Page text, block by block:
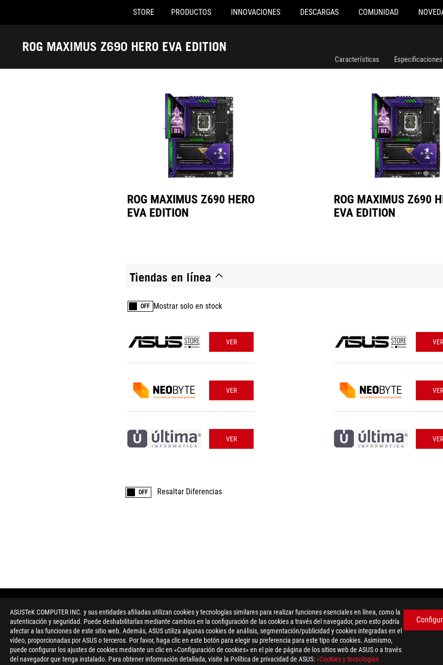
ASUSTeK COMPUTER INC. y sus entidades afiliadas utilizan cookies y tecnologías similares para realizar funciones esenciales en línea, como la
autenticación y seguridad. Puede deshabilitarlas mediante cambios en la configuración de las cookies a través del navegador, pero esto podría
afectar a las funciones de este sitio web. Además, ASUS utiliza algunas cookies de análisis, segmentación/publicidad y cookies integradas en el
vídeo, proporcionadas por ASUS o terceros. Por favor, haga clic en este botón para elegir su preferencia para este tipo de cookies. Asimismo,
puede configurar los ajustes de cookies mediante un clic en «Configuración de cookies» en el pie de página de los sitios web de ASUS o a través
del navegador que tenga instalado. Para obtener información detallada, visite la Política de privacidad de ASUS:«Cookies y tecnologías
Accessibility links
STORE PRODUCTOS INNOVACIONES DESCARGAS COMUNIDAD
ROG MAXIMUS Z690 HERO EVA EDITION
Características
ROG MAXIMUS Z690 HERO
EVA EDITION
ROG MAXIMUS Z690
EVA EDITION
Tiendas en línea
OFF Mostrar solo en stock
VER
VER
VER
VER
VER
VER
OFF Resaltar Diferencias
ROG MAXIMUS Z690 HERO EVA EDITION ROG MAXIMUS Z690 HERO EVA EDITION
> GAMING PLACAS BASE > PLACAS BASE FILTER > ROG MAXIMUS Z690 HERO EVA EDITION WTB